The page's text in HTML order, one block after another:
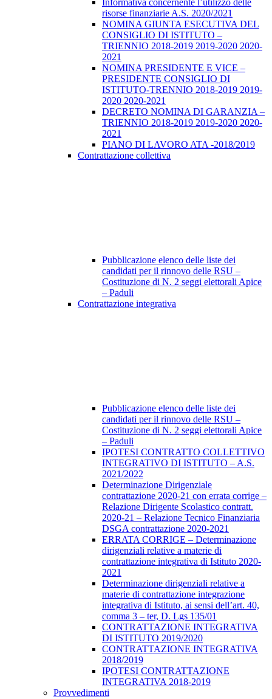
Informativa concernente l’utilizzo delle
risorse finanziarie A.S. 2020/2021
NOMINA GIUNTA ESECUTIVA DEL
CONSIGLIO DI ISTITUTO –
TRIENNIO 2018-2019 2019-2020 2020-
2021
NOMINA PRESIDENTE E VICE –
PRESIDENTE CONSIGLIO DI
ISTITUTO-TRENNIO 2018-2019 2019-
2020 2020-2021
DECRETO NOMINA DI GARANZIA –
TRIENNIO 2018-2019 2019-2020 2020-
2021
PIANO DI LAVORO ATA -2018/2019
Contrattazione collettiva
Pubblicazione elenco delle liste dei
candidati per il rinnovo delle RSU –
Costituzione di N. 2 seggi elettorali Apice
– Paduli
Contrattazione integrativa
Pubblicazione elenco delle liste dei
candidati per il rinnovo delle RSU –
Costituzione di N. 2 seggi elettorali Apice
– Paduli
IPOTESI CONTRATTO COLLETTIVO
INTEGRATIVO DI ISTITUTO – A.S.
2021/2022
Determinazione Dirigenziale
contrattazione 2020-21 con errata corrige –
Relazione Dirigente Scolastico contratt.
2020-21 – Relazione Tecnico Finanziaria
DSGA contrattazione 2020-2021
ERRATA CORRIGE – Determinazione
dirigenziali relative a materie di
contrattazione integrativa di Istituto 2020-
2021
Determinazione dirigenziali relative a
materie di contrattazione integrazione
integrativa di Istituto, ai sensi dell’art. 40,
comma 3 – ter, D. Lgs 135/01
CONTRATTAZIONE INTEGRATIVA
DI ISTITUTO 2019/2020
CONTRATTAZIONE INTEGRATIVA
2018/2019
IPOTESI CONTRATTAZIONE
INTEGRATIVA 2018-2019
Provvedimenti